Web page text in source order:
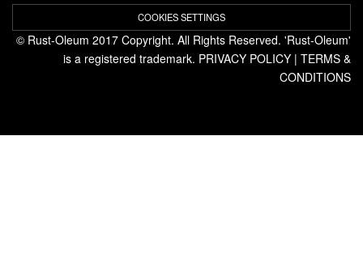
COOKIES SETTINGS
© Rust-Oleum 2017 Copyright. All Rights Reserved. 'Rust-Oleum'
is a registered trademark. PRIVACY POLICY | TERMS &
CONDITIONS